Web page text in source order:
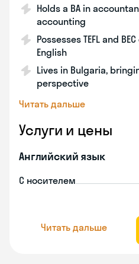
Holds a BA in
accounting
Possesses TEFL and
English
Lives in Bulgaria,
perspective
Читать дальше
Услуги и цены
Английский язык
С носителем
Читать дальше